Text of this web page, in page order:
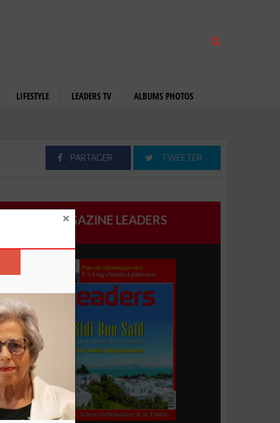
LIFESTYLE LEADERS TV ALBUMS PHOTOS
PARTAGER TWEETER
MAGAZINE LEADERS